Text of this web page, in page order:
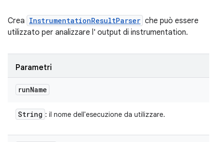
Crea InstrumentationResultParser che può essere
utilizzato per analizzare l' output di instrumentation.
Parametri
runName
String : il nome dell'esecuzione da utilizzare.